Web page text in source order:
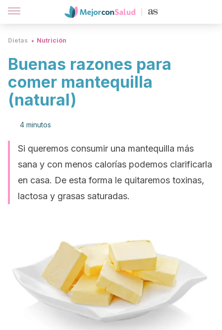
Dietas Nutrición
Buenas razones para
comer mantequilla
(natural)
4 minutos
Si queremos consumir una mantequilla más
sana y con menos calorías podemos clarificarla
en casa. De esta forma le quitaremos toxinas,
lactosa y grasas saturadas.